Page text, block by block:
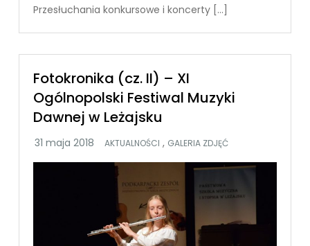
Przesłuchania konkursowe i koncerty […]
Fotokronika (cz. II) – XI
Ogólnopolski Festiwal Muzyki
Dawnej w Leżajsku
AKTUALNOŚCI , GALERIA ZDJĘĆ